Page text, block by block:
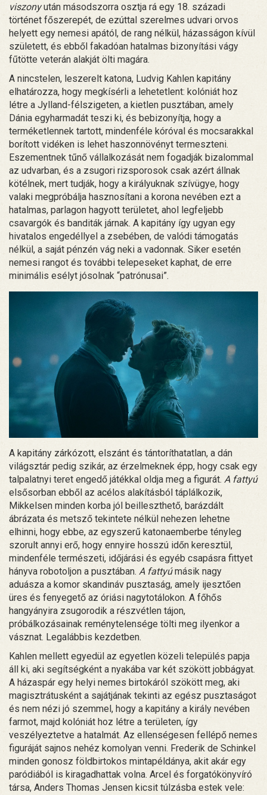
viszonyután másodszorra osztja rá egy 18. századi
történet főszerepét, de ezúttal szerelmes udvari orvos
helyett egy nemesi apától, de rang nélkül, házasságon kívül
született, és ebből fakadóan hatalmas bizonyítási vágy
fűtötte veterán alakját ölti magára.
A nincstelen, leszerelt katona, Ludvig Kahlen kapitány
elhatározza, hogy megkísérli a lehetetlent: kolóniát hoz
létre a Jylland-félszigeten, a kietlen pusztában, amely
Dánia egyharmadát teszi ki, és bebizonyítja, hogy a
terméketlennek tartott, mindenféle kóróval és mocsarakkal
borított vidéken is lehet haszonnövényt termeszteni.
Eszementnek tűnő vállalkozását nem fogadják bizalommal
az udvarban, és a zsugori rizsporosok csak azért állnak
kötélnek, mert tudják, hogy a királyuknak szívügye, hogy
valaki megpróbálja hasznosítani a korona nevében ezt a
hatalmas, parlagon hagyott területet, ahol legfeljebb
csavargók és banditák járnak. A kapitány így ugyan egy
hivatalos engedéllyel a zsebében, de valódi támogatás
nélkül, a saját pénzén vág neki a vadonnak. Siker esetén
nemesi rangot és további telepeseket kaphat, de erre
minimális esélyt jósolnak “patrónusai”.
A kapitány zárkózott, elszánt és tántoríthatatlan, a dán
világsztár pedig szikár, az érzelmeknek épp, hogy csak egy
talpalatnyi teret engedő játékkal oldja meg a figurát. A fattyú
elsősorban ebből az acélos alakításból táplálkozik,
Mikkelsen minden korba jól beilleszthető, barázdált
ábrázata és metsző tekintete nélkül nehezen lehetne
elhinni, hogy ebbe, az egyszerű katonaemberbe tényleg
szorult annyi erő, hogy ennyire hosszú időn keresztül,
mindenféle természeti, időjárási és egyéb csapásra fittyet
hányva robotoljon a pusztában. A fattyúmásik nagy
aduásza a komor skandináv pusztaság, amely ijesztően
üres és fenyegető az óriási nagytotálokon. A főhős
hangyányira zsugorodik a részvétlen tájon,
próbálkozásainak reménytelensége tölti meg ilyenkor a
vásznat. Legalábbis kezdetben.
Kahlen mellett egyedül az egyetlen közeli település papja
áll ki, aki segítségként a nyakába var két szökött jobbágyat.
A házaspár egy helyi nemes birtokáról szökött meg, aki
magisztrátusként a sajátjának tekinti az egész pusztaságot
és nem nézi jó szemmel, hogy a kapitány a király nevében
farmot, majd kolóniát hoz létre a területen, így
veszélyeztetve a hatalmát. Az ellenségesen fellépő nemes
figuráját sajnos nehéz komolyan venni. Frederik de Schinkel
minden gonosz földbirtokos mintapéldánya, akit akár egy
paródiából is kiragadhattak volna. Arcel és forgatókönyvíró
társa, Anders Thomas Jensen kicsit túlzásba estek vele: